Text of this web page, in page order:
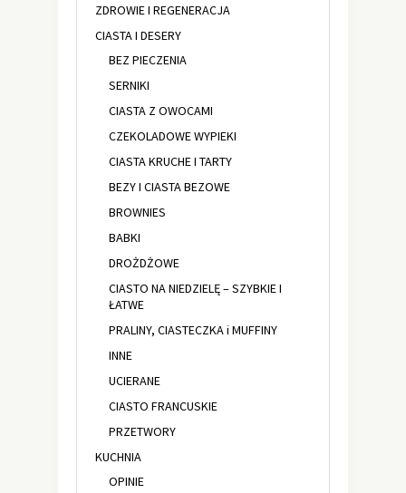
ZDROWIE I REGENERACJA
CIASTA I DESERY
BEZ PIECZENIA
SERNIKI
CIASTA Z OWOCAMI
CZEKOLADOWE WYPIEKI
CIASTA KRUCHE I TARTY
BEZY I CIASTA BEZOWE
BROWNIES
BABKI
DROŻDŻOWE
CIASTO NA NIEDZIELĘ – SZYBKIE I
ŁATWE
PRALINY, CIASTECZKA i MUFFINY
INNE
UCIERANE
CIASTO FRANCUSKIE
PRZETWORY
KUCHNIA
OPINIE